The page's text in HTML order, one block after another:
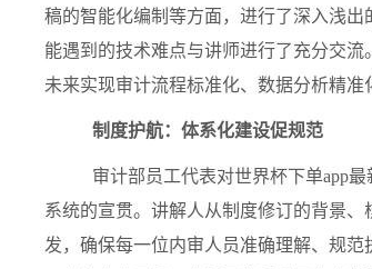
稿的智能化编制等方面，进行了深入浅
能遇到的技术难点与讲师进行了充分交
未来实现审计流程标准化、数据分析精
制度护航：体系化建设促规范
审计部员工代表对世界杯下单app
系统的宣贯。讲解人从制度修订的背景
发，确保每一位内审人员准确理解、规